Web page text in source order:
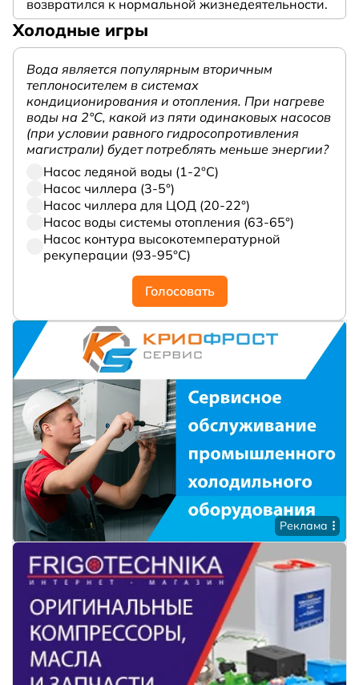
возвратился к нормальной жизнедеятельности.
Холодные игры
Вода является популярным вторичным
теплоносителем в системах
кондиционирования и отопления. При нагреве
воды на 2°С, какой из пяти одинаковых насосов
(при условии равного гидросопротивления
магистрали) будет потреблять меньше энергии?
Насос ледяной воды (1-2°С)
Насос чиллера (3-5°)
Насос чиллера для ЦОД (20-22°)
Насос воды системы отопления (63-65°)
Насос контура высокотемпературной
рекуперации (93-95°С)
Голосовать
Реклама